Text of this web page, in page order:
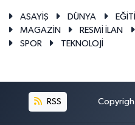
ASAYİŞ DÜNYA
MAGAZİN
RESMİ İLAN
SPOR
TEKNOLOJİ
RSS